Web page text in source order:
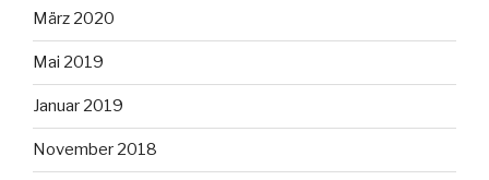
März 2020
Mai 2019
Januar 2019
November 2018